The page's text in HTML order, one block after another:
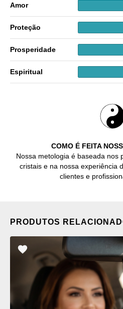
COMO É FEITA
Nossa metologia é baseada nos
cristais e na nossa experiência
clientes e
Amor
Proteção
Prosperidade
Espiritual
PRODUTOS
OS
FAVORITOS